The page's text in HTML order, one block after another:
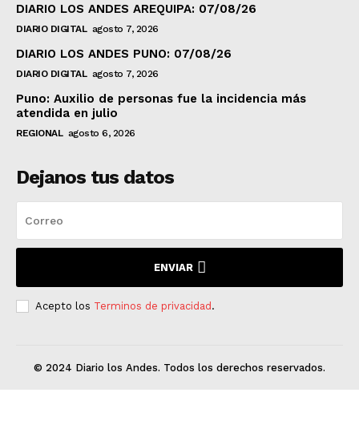
DIARIO LOS ANDES AREQUIPA: 07/08/26
DIARIO DIGITAL agosto 7, 2026
DIARIO LOS ANDES PUNO: 07/08/26
DIARIO DIGITAL agosto 7, 2026
Puno: Auxilio de personas fue la incidencia más
atendida en julio
REGIONAL agosto 6, 2026
Dejanos tus datos
ENVIAR
Acepto los Terminos de privacidad.
© 2024 Diario los Andes. Todos los derechos reservados.